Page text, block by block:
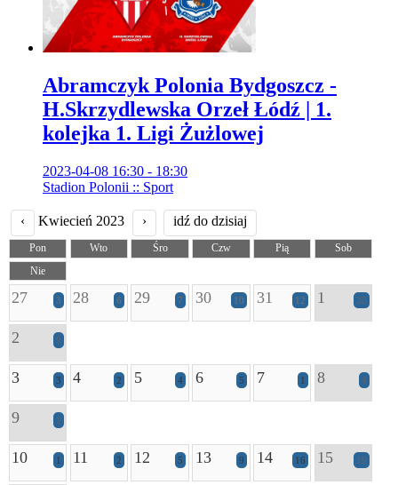
Abramczyk Polonia Bydgoszcz -
H.Skrzydlewska Orzeł Łódź | 1.
kolejka 1. Ligi Żużlowej
2023-04-08 16:30 - 18:30
Stadion Polonii :: Sport
‹ Kwiecień 2023 › idź do dzisiaj
Pon Wto Śro Czw Pią
Sob
Nie
27 3 28 6 29 7 30 10 31 12 1 20
2 9
3 3 4 2 5 4 6 5 7 1 8 4
9 1
10 1 11 2 12 5 13 9 14 16 15 19